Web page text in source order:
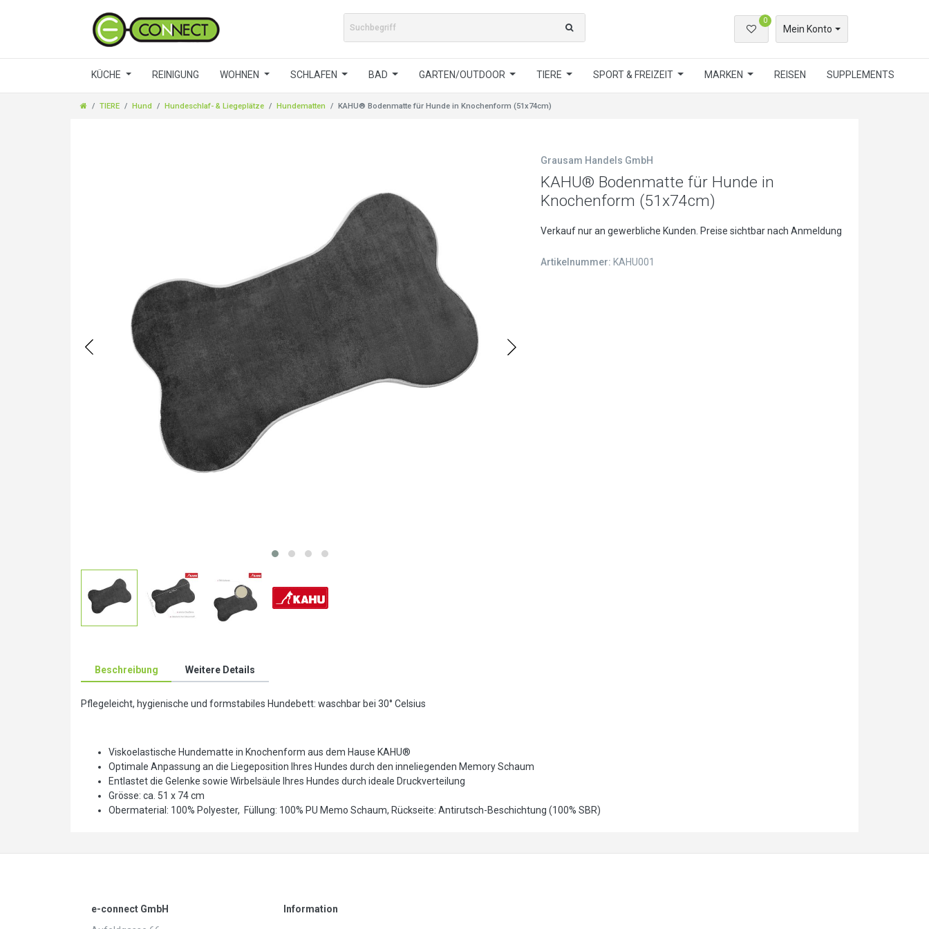
0
Mein Konto
KÜCHE REINIGUNG WOHNEN SCHLAFEN BAD GARTEN/OUTDOOR TIERE SPORT & FREIZEIT MARKEN REISEN SUPPLEMENTS
TIERE Hund Hundeschlaf- & Liegeplätze Hundematten KAHU® Bodenmatte für Hunde in Knochenform (51x74cm)
Grausam Handels GmbH
KAHU® Bodenmatte für Hunde in
Knochenform (51x74cm)
Verkauf nur an gewerbliche Kunden. Preise sichtbar nach Anmeldung
Artikelnummer: KAHU001
Beschreibung Weitere Details
Pflegeleicht, hygienische und formstabiles Hundebett: waschbar bei 30° Celsius
Viskoelastische Hundematte in Knochenform aus dem Hause KAHU®
Optimale Anpassung an die Liegeposition Ihres Hundes durch den inneliegenden Memory Schaum
Entlastet die Gelenke sowie Wirbelsäule Ihres Hundes durch ideale Druckverteilung
Grösse: ca. 51 x 74 cm
Obermaterial: 100% Polyester, Füllung: 100% PU Memo Schaum, Rückseite: Antirutsch-Beschichtung (100% SBR)
e-connect GmbH
Information